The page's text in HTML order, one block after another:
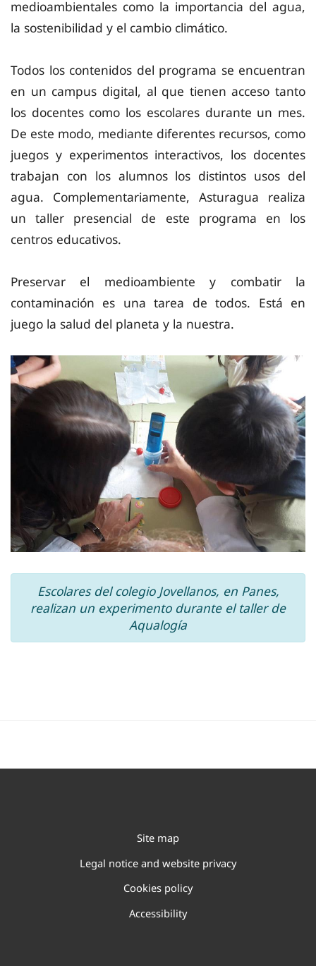
medioambientales como la importancia del agua,
la sostenibilidad y el cambio climático.
Todos los contenidos del programa se encuentran
en un campus digital, al que tienen acceso tanto
los docentes como los escolares durante un mes.
De este modo, mediante diferentes recursos, como
juegos y experimentos interactivos, los docentes
trabajan con los alumnos los distintos usos del
agua. Complementariamente, Asturagua realiza
un taller presencial de este programa en los
centros educativos.
Preservar el medioambiente y combatir la
contaminación es una tarea de todos. Está en
juego la salud del planeta y la nuestra.
Escolares del colegio Jovellanos, en Panes,
realizan un experimento durante el taller de
Aqualogía
Site map
Legal notice and website privacy
Cookies policy
Accessibility